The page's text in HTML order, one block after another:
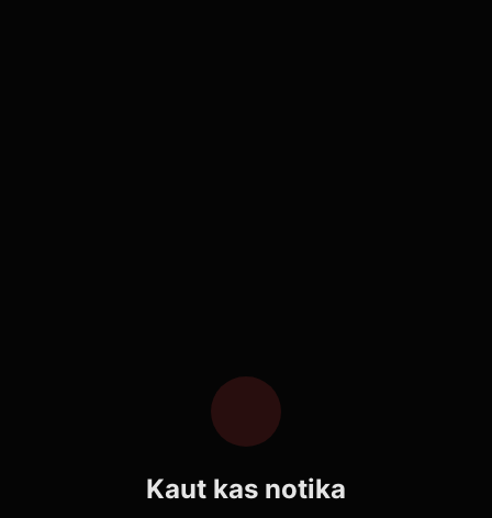
Kaut kas notika